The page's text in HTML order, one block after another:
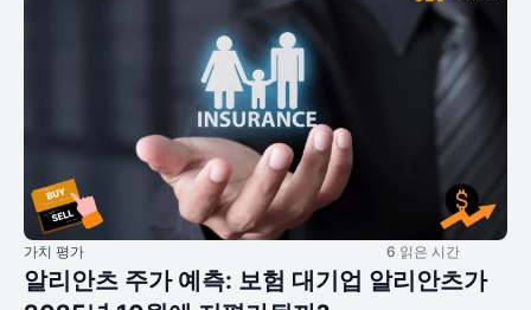
가치 평가 6 읽은 시간
알리안츠 주가 예측: 보험 대기업 알리안츠가